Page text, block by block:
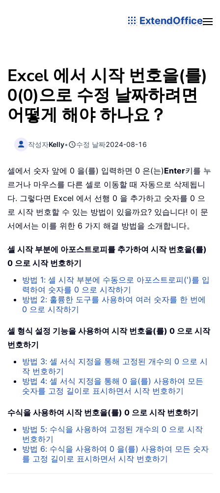
ExtendOffice
Excel 에서 시작 번호을(를)
0(0)으로 수정 날짜하려면
어떻게 해야 하나요？
작성자Kelly• 수정 날짜2024-08-16
셀에서 숫자 앞에 0 을(를) 입력하면 0 은(는)Enter키를 누
르거나 마우스를 다른 셀로 이동할 때 자동으로 삭제됩니
다. 그렇다면 Excel 에서 선행 0 을 추가하고 숫자를 0 으
로 시작 번호할 수 있는 방법이 있을까요? 있습니다! 이 문
서에서는 이를 위한 6 가지 해결 방법을 소개합니다。
셀 시작 부분에 아포스트로피를 추가하여 시작 번호을(를)
0 으로 시작 번호하기
방법 1: 셀 시작 부분에 수동으로 아포스트로피(')를 입
력하여 숫자를 0 으로 시작하기
방법 2: 훌륭한 도구를 사용하여 여러 숫자를 한 번에
0 으로 시작하기
셀 형식 설정 기능을 사용하여 시작 번호을(를) 0 으로 시작
번호하기
방법 3: 셀 서식 지정을 통해 고정된 개수의 0 으로 시
작 번호하기
방법 4: 셀 서식 지정을 통해 0 을(를) 사용하여 모든
숫자를 고정 길이로 표시하면서 시작 번호하기
수식을 사용하여 시작 번호을(를) 0 으로 시작 번호하기
방법 5: 수식을 사용하여 고정된 개수의 0 으로 시작
번호하기
방법 6: 수식을 사용하여 0 을(를) 사용하여 모든 숫자
를 고정 길이로 표시하면서 시작 번호하기